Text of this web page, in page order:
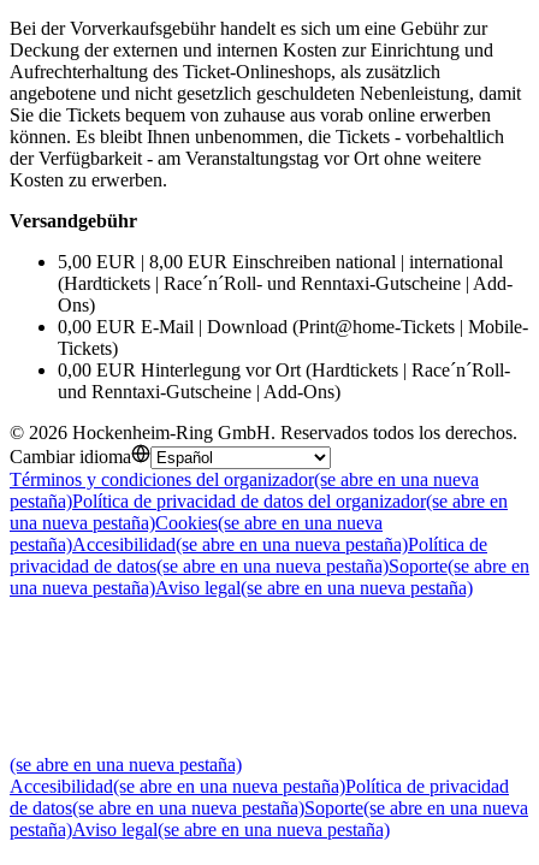
Bei der Vorverkaufsgebühr handelt es sich um eine Gebühr zur
Deckung der externen und internen Kosten zur Einrichtung und
Aufrechterhaltung des Ticket-Onlineshops, als zusätzlich
angebotene und nicht gesetzlich geschuldeten Nebenleistung, damit
Sie die Tickets bequem von zuhause aus vorab online erwerben
können. Es bleibt Ihnen unbenommen, die Tickets - vorbehaltlich
der Verfügbarkeit - am Veranstaltungstag vor Ort ohne weitere
Kosten zu erwerben.
Versandgebühr
5,00 EUR | 8,00 EUR Einschreiben national | international
(Hardtickets | Race´n´Roll- und Renntaxi-Gutscheine | Add-
Ons)
0,00 EUR E-Mail | Download (Print@home-Tickets | Mobile-
Tickets)
0,00 EUR Hinterlegung vor Ort (Hardtickets | Race´n´Roll-
und Renntaxi-Gutscheine | Add-Ons)
© 2026 Hockenheim-Ring GmbH. Reservados todos los derechos.
Cambiar idioma
Términos y condiciones del organizador(se abre en una nueva
pestaña)Política de privacidad de datos del organizador(se abre en
una nueva pestaña)Cookies(se abre en una nueva
pestaña)Accesibilidad(se abre en una nueva pestaña)Política de
privacidad de datos(se abre en una nueva pestaña)Soporte(se abre en
una nueva pestaña)Aviso legal(se abre en una nueva pestaña)
(se abre en una nueva pestaña)
Accesibilidad(se abre en una nueva pestaña)Política de privacidad
de datos(se abre en una nueva pestaña)Soporte(se abre en una nueva
pestaña)Aviso legal(se abre en una nueva pestaña)